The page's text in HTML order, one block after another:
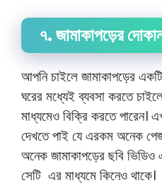
৭. জামাকাপড়ের
আপনি চাইলে জামাকাপড়ের
ঘরের মধ্যেই ব্যবসা করতে
মাধ্যমেও বিক্রি করতে
দেখতে পাই যে এরকম অনেক
অনেক জামাকাপড়ের ছবি
সেটি এর মাধ্যমে কিনেও থাকে।